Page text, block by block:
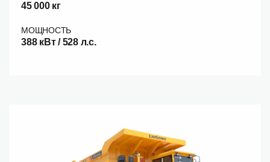
45 000 кг
МОЩНОСТЬ
388 кВт / 528 л.с.